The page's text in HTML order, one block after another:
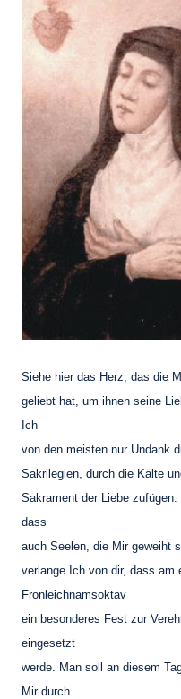
Siehe hier das Herz, das die
geliebt hat, um ihnen seine
Ich
von den meisten nur Undank
Sakrilegien, durch die Kälte
Sakrament der Liebe
dass
auch Seelen, die Mir geweiht
verlange Ich von dir, dass am
Fronleichnamsoktav
ein besonderes Fest zur
eingesetzt
werde. Man soll an diesem
Mir durch